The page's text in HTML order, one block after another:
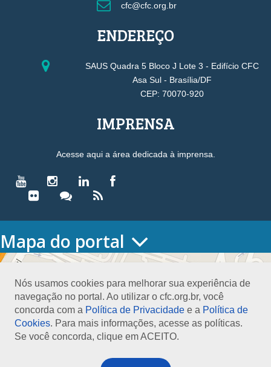
Nós usamos cookies para melhorar sua experiência de
navegação no portal. Ao utilizar o cfc.org.br, você
concorda com a Política de Privacidade e a Política de
Cookies. Para mais informações, acesse as políticas.
Se você concorda, clique em ACEITO.
cfc@cfc.org.br
ENDEREÇO
SAUS Quadra 5 Bloco J Lote 3 - Edifício CFC
Asa Sul - Brasília/DF
CEP: 70070-920
IMPRENSA
Acesse aqui a área dedicada à imprensa.
Mapa do portal
HOME
Conselho Diretor
Nossa Sede
Planejamento
Organograma
Medalha João Lyra